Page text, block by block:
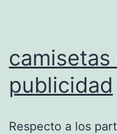
publicidad
Respecto a los